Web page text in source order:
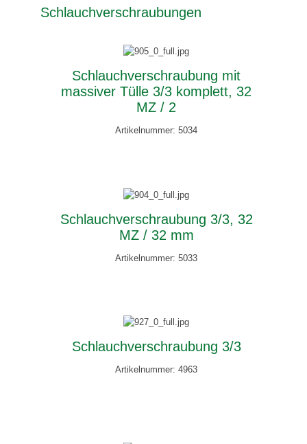
Schlauchverschraubungen
Schlauchverschraubung mit
massiver Tülle 3/3 komplett, 32
MZ / 2
Artikelnummer: 5034
Schlauchverschraubung 3/3, 32
MZ / 32 mm
Artikelnummer: 5033
Schlauchverschraubung 3/3
Artikelnummer: 4963